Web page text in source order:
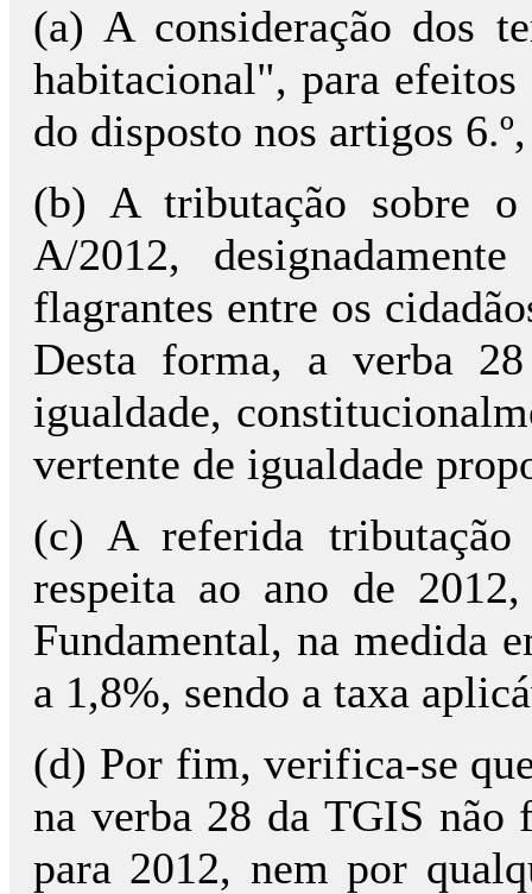
(a) A consideração dos
habitacional", para
do disposto nos artigos
(b) A tributação sobre
A/2012,
flagrantes entre os
Desta forma, a verba
igualdade,
vertente de igualdade
(c) A referida
respeita ao ano de
Fundamental, na medida
a 1,8%, sendo a taxa
(d) Por fim, verifica-se
na verba 28 da TGIS
para 2012, nem por